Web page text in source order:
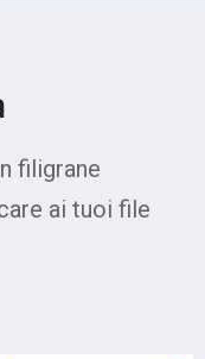
filigrane
ai tuoi file